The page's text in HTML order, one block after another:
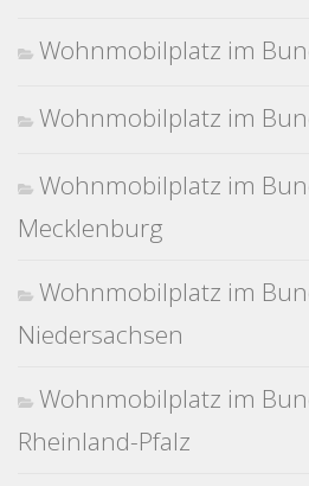
Wohnmobilplatz im
Wohnmobilplatz im
Wohnmobilplatz im
Mecklenburg
Wohnmobilplatz im
Niedersachsen
Wohnmobilplatz im
Rheinland-Pfalz